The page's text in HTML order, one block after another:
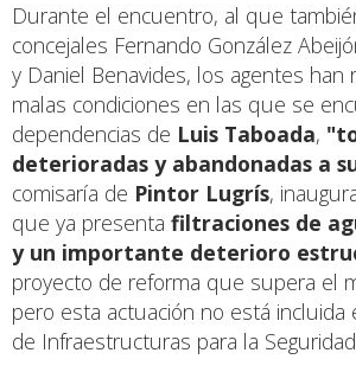
Durante el encuentro, al que
concejales Fernando González
y Daniel Benavides, los agentes han
malas condiciones en las que se
dependencias de Luis Taboada,
deterioradas y abandonadas a
comisaría de Pintor Lugrís,
que ya presenta filtraciones de
y un importante deterioro
proyecto de reforma que supera el
pero esta actuación no está incluida
de Infraestructuras para la